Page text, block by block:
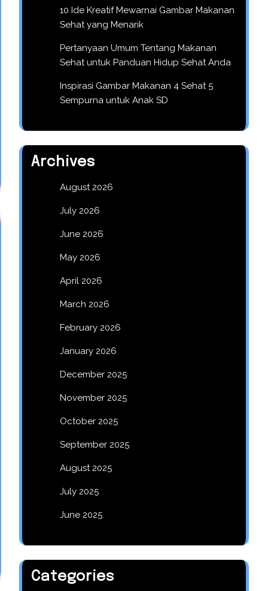
10 Ide Kreatif Mewarnai Gambar Makanan
Sehat yang Menarik
Pertanyaan Umum Tentang Makanan
Sehat untuk Panduan Hidup Sehat Anda
Inspirasi Gambar Makanan 4 Sehat 5
Sempurna untuk Anak SD
Archives
August 2026
July 2026
June 2026
May 2026
April 2026
March 2026
February 2026
January 2026
December 2025
November 2025
October 2025
September 2025
August 2025
July 2025
June 2025
Categories